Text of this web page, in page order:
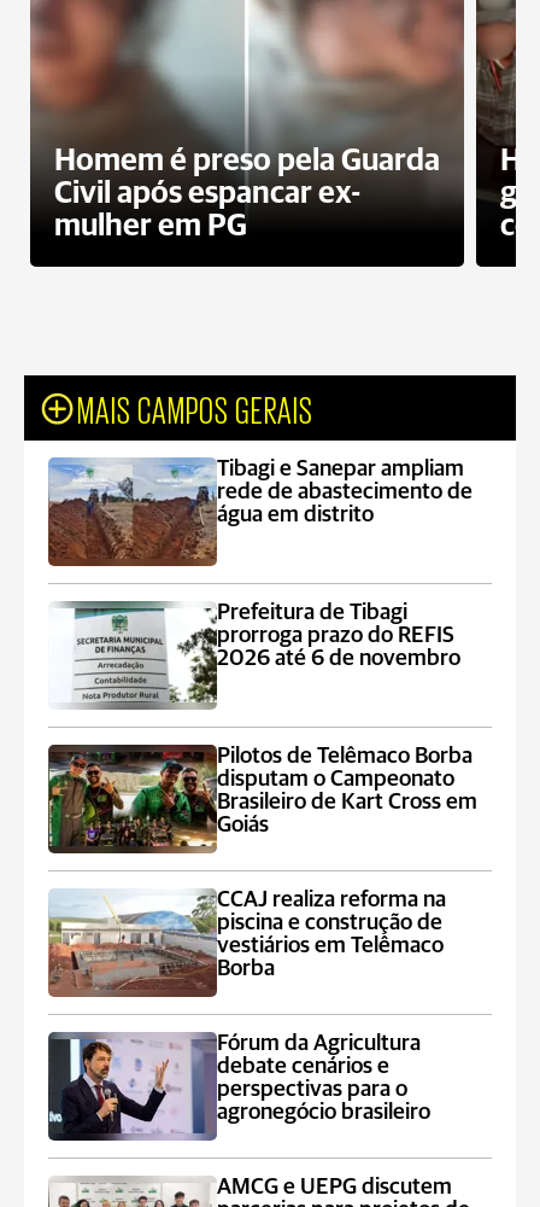
Homem é preso pela Guarda
Civil após espancar ex-
mulher em PG
MAIS CAMPOS GERAIS
Tibagi e Sanepar ampliam
rede de abastecimento de
água em distrito
Prefeitura de Tibagi
prorroga prazo do REFIS
2026 até 6 de novembro
Pilotos de Telêmaco Borba
disputam o Campeonato
Brasileiro de Kart Cross em
Goiás
CCAJ realiza reforma na
piscina e construção de
vestiários em Telêmaco
Borba
Fórum da Agricultura
debate cenários e
perspectivas para o
agronegócio brasileiro
AMCG e UEPG discutem